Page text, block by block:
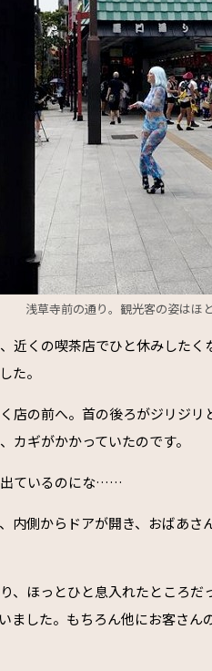
浅草寺前の通り。観光客の姿はほ
近くの喫茶店でひと休みした
た。
店の前へ。首の後ろがジリジ
カギがかかっていたのです。
ているのにな……
内側からドアが開き、おばあ
、ほっとひと息入れたところ
ました。もちろん他にお客さん